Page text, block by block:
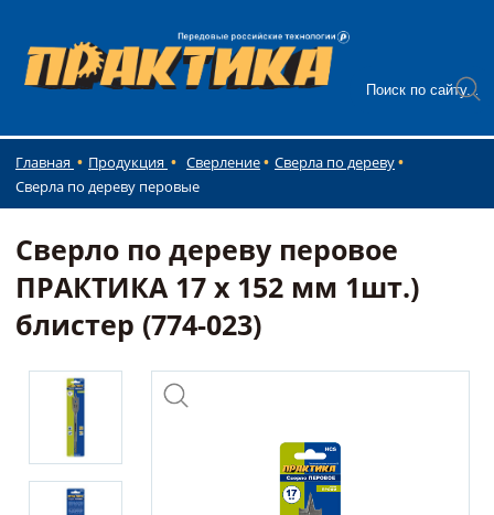
Главная Продукция Сверление
Сверла по дереву
Сверла по дереву перовые
Сверло по дереву перовое
ПРАКТИКА 17 х 152 мм 1шт.)
блистер (774-023)